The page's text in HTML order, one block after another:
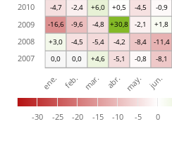
0,0 0,0 +4,6 -5,1 -0,8 -8,1
+3,0 -4,5 -5,4 -4,2 -8,4 -11,4
-16,6 -9,6 -4,8 +30,8 -2,1 +1,8
-4,7 -2,4 +6,0 +0,5 -4,5 -0,9
-30 -25 -20 -15 -10 -5 0
ene. feb. mar. abr. may. jun.
2007
2008
2009
2010